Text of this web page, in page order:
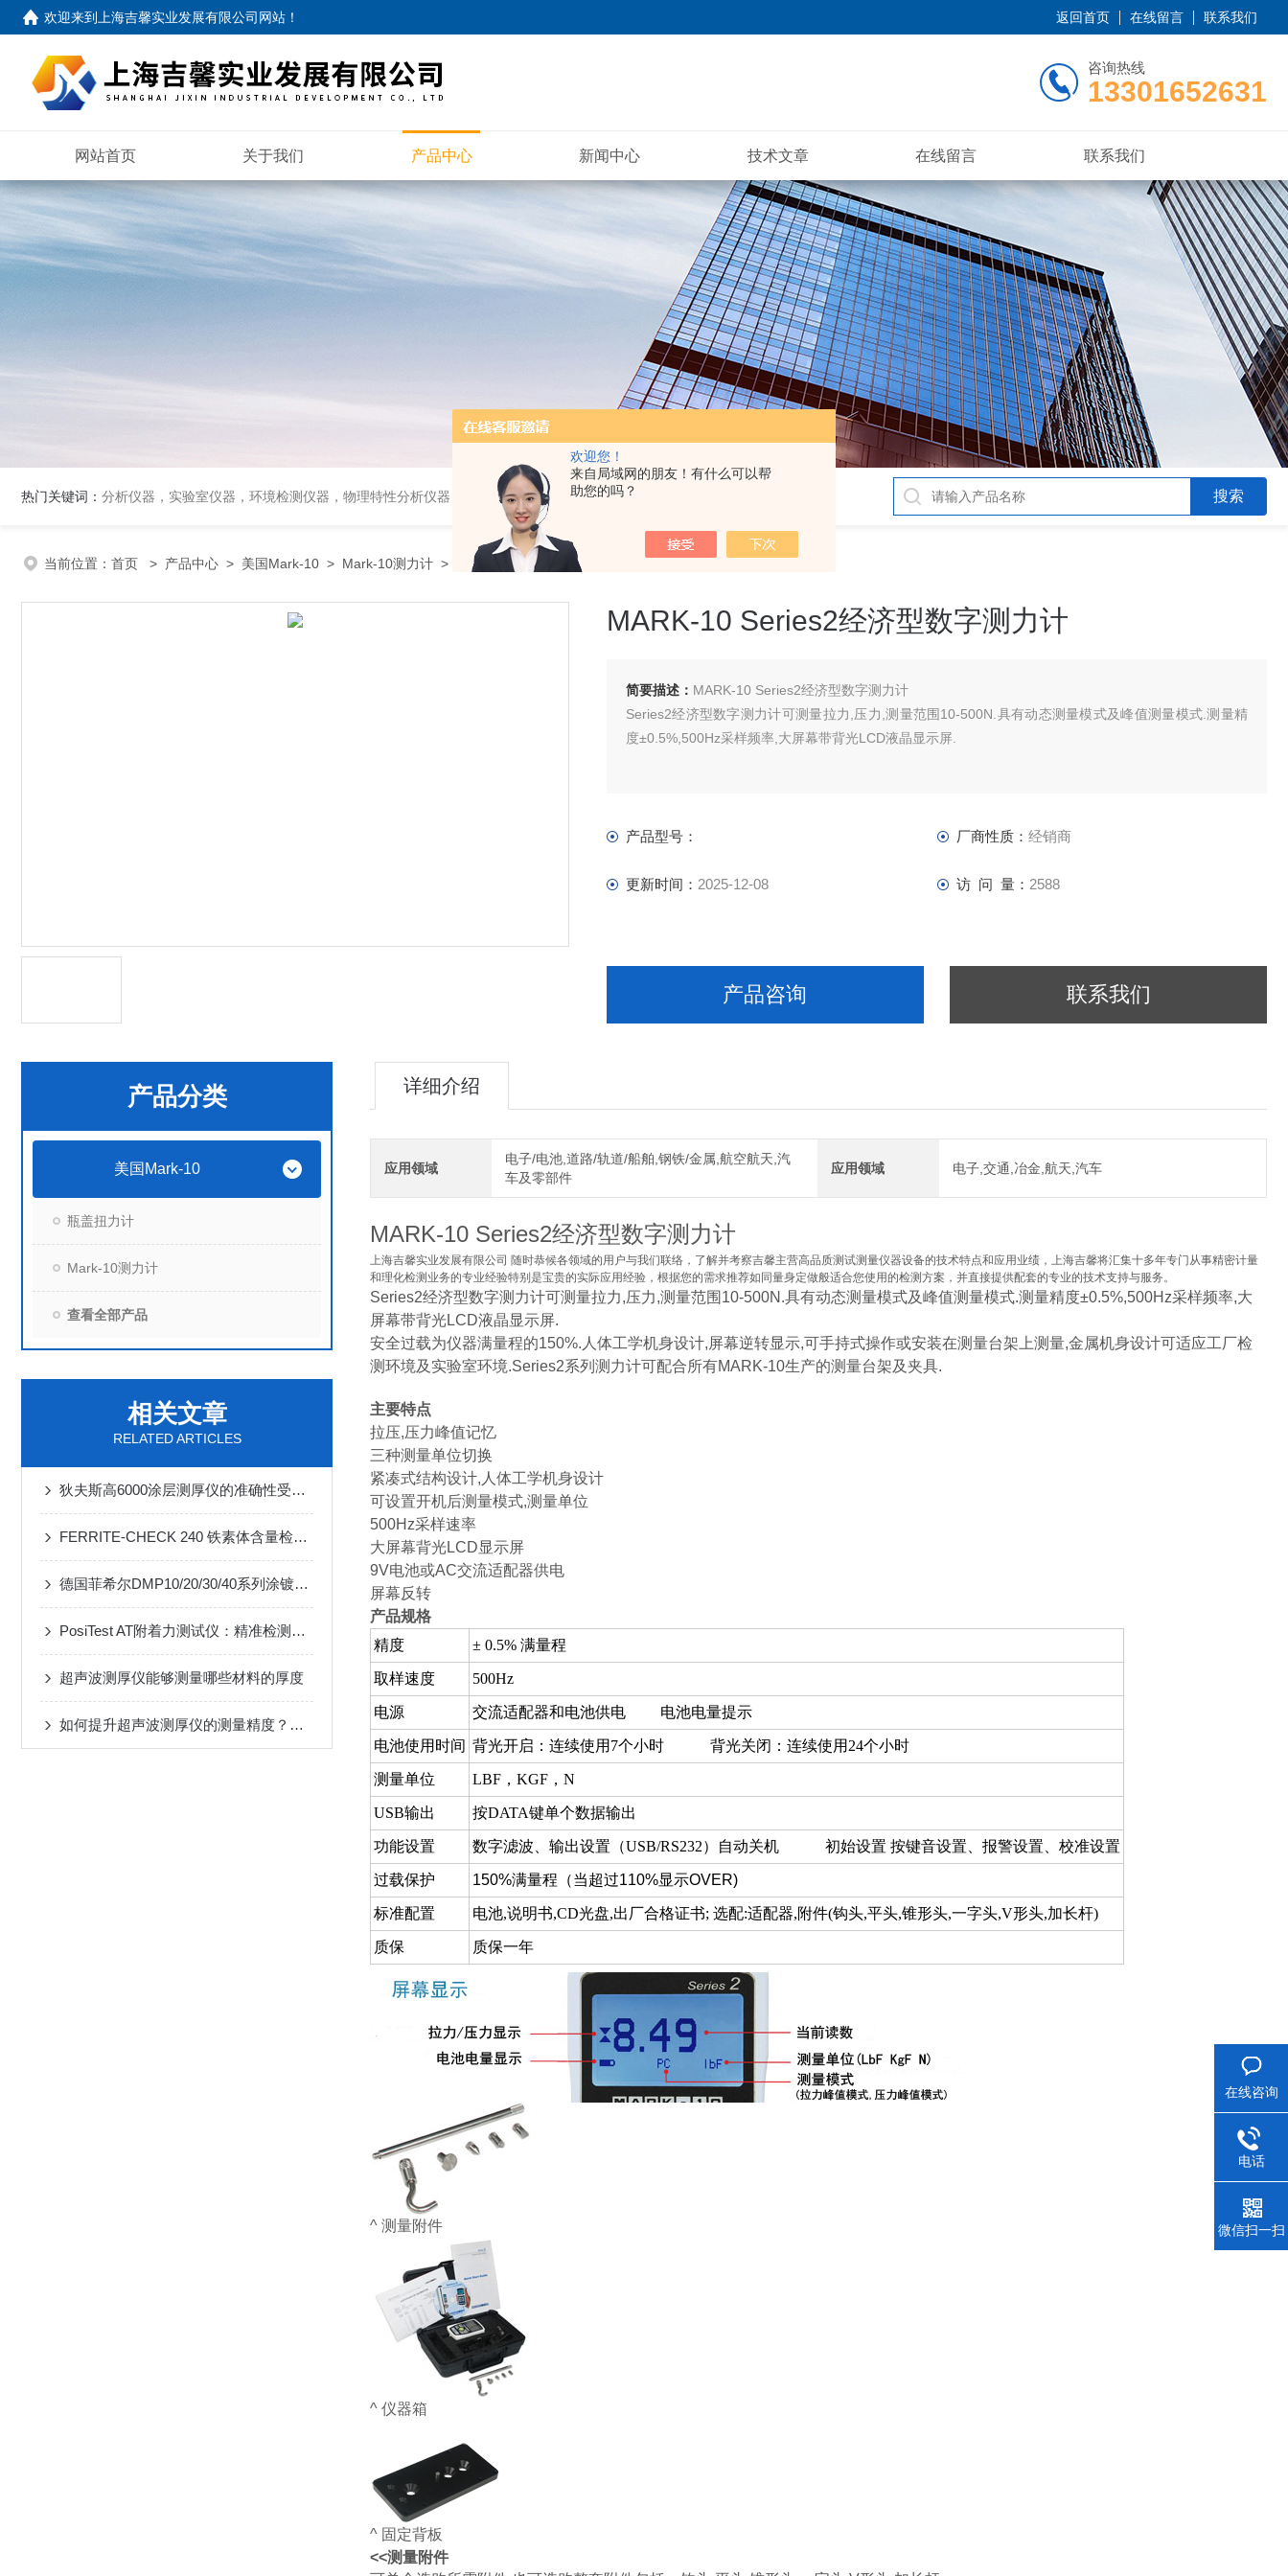
欢迎您！
来自局域网的朋友！有什么可以帮
助您的吗？
欢迎来到 上海吉馨实业发展有限公司网站 ！ 返回首页 在线留言 联系我们
咨询热线
13301652631
网站首页 关于我们 产品中心 新闻中心 技术文章 在线留言 联系我们
热门关键词： 分析仪器，实验室仪器，环境检测仪器，物理特性分析仪器
当前位置： 首页 > 产品中心 > 美国Mark-10 > Mark-10测力计 > MARK-10 Series2经济型数字测力计
MARK-10 Series2经济型数字测力计
简要描述： MARK-10 Series2经济型数字测力计
Series2经济型数字测力计可测量拉力,压力,测量范围10-500N.具有动态测量模式及峰值测量模式.测量精
度±0.5%,500Hz采样频率,大屏幕带背光LCD液晶显示屏.
产品型号： 厂商性质： 经销商
更新时间： 2025-12-08 访 问 量： 2588
产品咨询 联系我们
产品分类
美国Mark-10
瓶盖扭力计
Mark-10测力计
查看全部产品
相关文章
RELATED ARTICLES
狄夫斯高6000涂层测厚仪的准确性受到哪些因素的影响？
FERRITE-CHECK 240 铁素体含量检测仪：精准测量，保障焊接质量
德国菲希尔DMP10/20/30/40系列涂镀层测厚仪：涂镀层厚度测量之选
PosiTest AT附着力测试仪：精准检测，保障涂层质量
超声波测厚仪能够测量哪些材料的厚度
如何提升超声波测厚仪的测量精度？关键在这几点
详细介绍
应用领域
电子/电池,道路/轨道/船舶,钢铁/金属,航空航天,汽
车及零部件
应用领域 电子,交通,冶金,航天,汽车
MARK-10 Series2经济型数字测力计
上海吉馨实业发展有限公司 随时恭候各领域的用户与我们联络，了解并考察吉馨主营高品质测试测量仪器设备的技术特点和应用业绩，上海吉馨将汇集十多年专门从事精密计量
和理化检测业务的专业经验特别是宝贵的实际应用经验，根据您的需求推荐如同量身定做般适合您使用的检测方案，并直接提供配套的专业的技术支持与服务。
Series2经济型数字测力计可测量拉力,压力,测量范围10-500N.具有动态测量模式及峰值测量模式.测量精度±0.5%,500Hz采样频率,大
屏幕带背光LCD液晶显示屏.
安全过载为仪器满量程的150%.人体工学机身设计,屏幕逆转显示,可手持式操作或安装在测量台架上测量,金属机身设计可适应工厂检
测环境及实验室环境.Series2系列测力计可配合所有MARK-10生产的测量台架及夹具.
主要特点
拉压,压力峰值记忆
三种测量单位切换
紧凑式结构设计,人体工学机身设计
可设置开机后测量模式,测量单位
500Hz采样速率
大屏幕背光LCD显示屏
9V电池或AC交流适配器供电
屏幕反转
产品规格
精度
± 0.5% 满量程
取样速度 500Hz
电源 交流适配器和电池供电 电池电量提示
电池使用时间 背光开启：连续使用7个小时 背光关闭：连续使用24个小时
测量单位 LBF，KGF，N
USB输出 按DATA键单个数据输出
功能设置 数字滤波、输出设置（USB/RS232）自动关机 初始设置 按键音设置、报警设置、校准设置
过载保护 150%满量程（当超过110%显示OVER)
标准配置 电池,说明书,CD光盘,出厂合格证书; 选配:适配器,附件(钩头,平头,锥形头,一字头,V形头,加长杆)
质保 质保一年
^ 测量附件
^ 仪器箱
^ 固定背板
<<测量附件
在线咨询
电话
微信扫一扫